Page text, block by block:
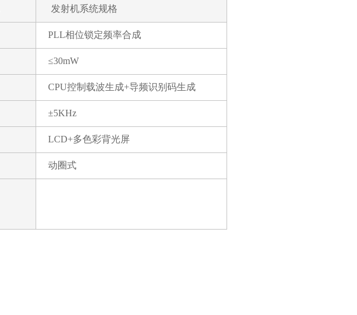
发射机系统规格
PLL相位锁定频率合成
≤30mW
CPU控制载波生成+导频识别码生成
±5KHz
LCD+多色彩背光屏
动圈式